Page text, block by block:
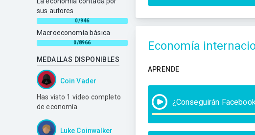
sus autores
0/946
Macroeconomía básica
0/8966
MEDALLAS DISPONIBLES
Coin Vader
Has visto 1 video completo
de economía
Luke Coinwalker
Economía
APRENDE
¿Conseguirán